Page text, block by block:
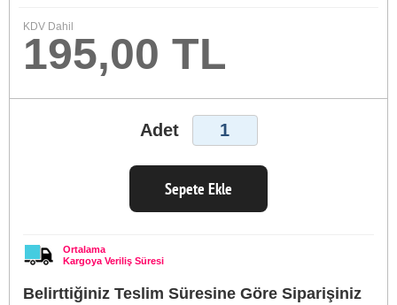
KDV Dahil
195,00 TL
Adet
Sepete Ekle
Ortalama
Kargoya Veriliş Süresi
Belirttiğiniz Teslim Süresine Göre Siparişiniz